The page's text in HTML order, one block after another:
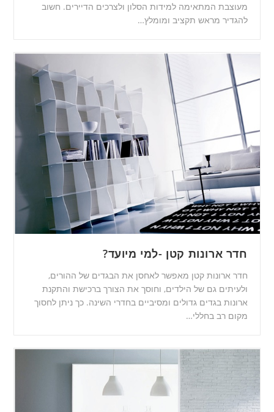
מעוצבת המתאימה למידות הסלון ולצרכים הדיירים. חשוב
להגדיר מראש תקציב ומומלץ…
חדר ארונות קטן -למי מיועד?
חדר ארונות קטן מאפשר לאחסן את הבגדים של ההורים,
ולעיתים גם של הילדים, וחוסך את הצורך ברכישת והתקנת
ארונות בגדים גדולים ומסיביים בחדרי השינה. כך ניתן לחסוך
מקום רב בחללי…